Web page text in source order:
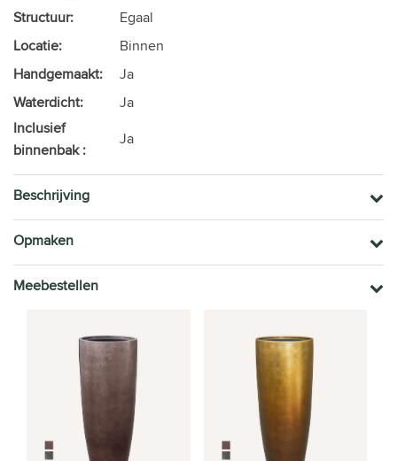
Structuur:
Egaal
Locatie:
Binnen
Handgemaakt:
Ja
Waterdicht:
Ja
Inclusief
binnenbak :
Ja
Beschrijving
Opmaken
Meebestellen